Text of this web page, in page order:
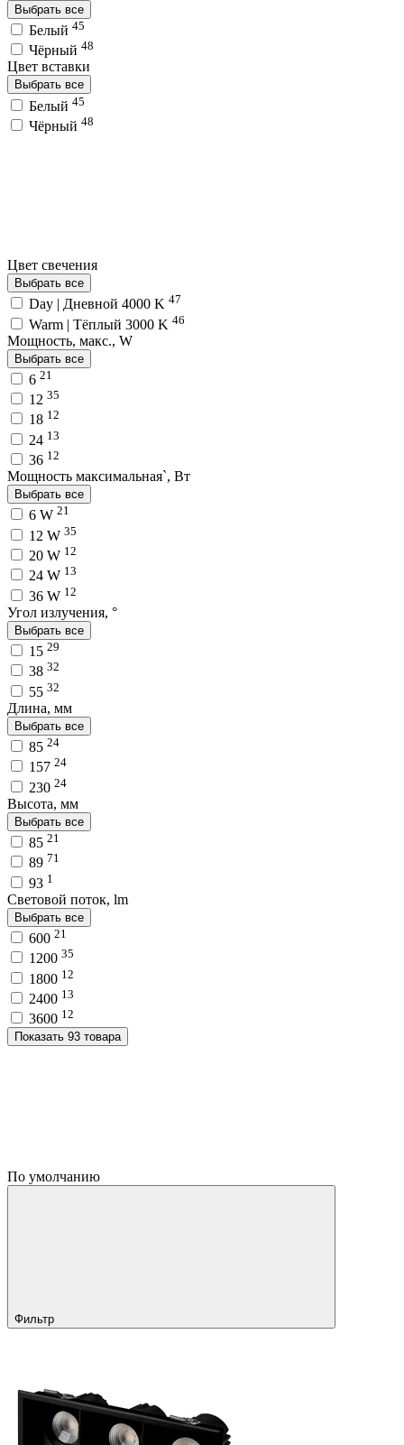
Выбрать все
Белый 45
Чёрный 48
Цвет вставки
Выбрать все
Белый 45
Чёрный 48
Цвет свечения
Выбрать все
Day | Дневной 4000 K 47
Warm | Тёплый 3000 K 46
Мощность, макс., W
Выбрать все
6 21
12 35
18 12
24 13
36 12
Мощность максимальная`, Вт
Выбрать все
6 W 21
12 W 35
20 W 12
24 W 13
36 W 12
Угол излучения, °
Выбрать все
15 29
38 32
55 32
Длина, мм
Выбрать все
85 24
157 24
230 24
Высота, мм
Выбрать все
85 21
89 71
93 1
Световой поток, lm
Выбрать все
600 21
1200 35
1800 12
2400 13
3600 12
Показать 93 товара
По умолчанию
Фильтр